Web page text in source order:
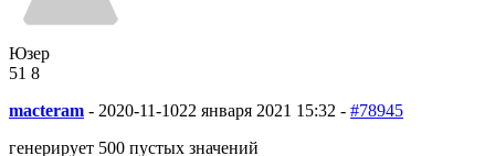
Юзер
51 8
macteram - 2020-11-1022 января 2021 15:32 - #78945
генерирует 500 пустых значений